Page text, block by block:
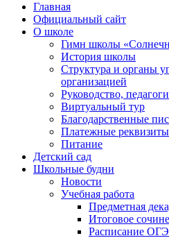
Главная
Официальный сайт
О школе
Гимн школы
История школы
Структура и органы
организацией
Руководство,
Виртуальный тур
Благодарственные
Платежные реквизиты
Питание
Детский сад
Школьные будни
Новости
Учебная работа
Предметная
Итоговое
Расписание